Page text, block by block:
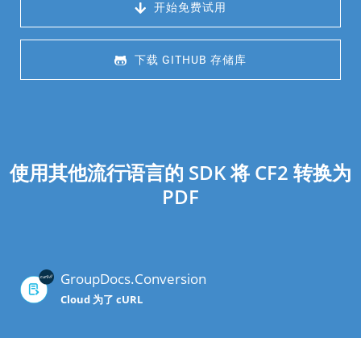
开始免费试用
下载 GITHUB 存储库
使用其他流行语言的 SDK 将 CF2 转换为
PDF
GroupDocs.Conversion
Cloud 为了 cURL